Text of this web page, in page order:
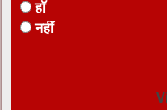
हॉ
नहीं